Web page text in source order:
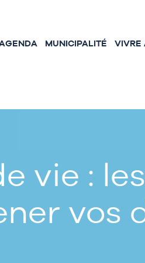
MUNICIPALITÉ VIVRE
vie :
vos